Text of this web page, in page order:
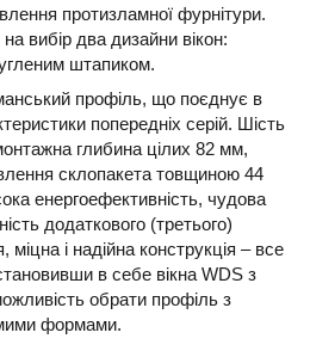
протизламної фурнітури.
вибір два дизайни вікон:
штапиком.
профіль, що поєднує в
попередніх серій. Шість
глибина цілих 82 мм,
склопакета товщиною 44
енергоефективність, чудова
додаткового (третього)
міцна і надійна конструкція – все
в себе вікна WDS з
обрати профіль з
формами.